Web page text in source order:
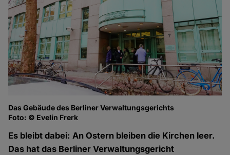
Das Gebäude des Berliner Verwaltungsgerichts
Foto: © Evelin Frerk
Es bleibt dabei: An Ostern bleiben die Kirchen leer.
Das hat das Berliner Verwaltungsgericht